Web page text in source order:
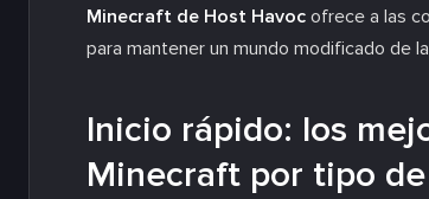
Minecraft de Host Havoc ofrece a las
para mantener un mundo modificado de
Inicio rápido: los
Minecraft por tipo